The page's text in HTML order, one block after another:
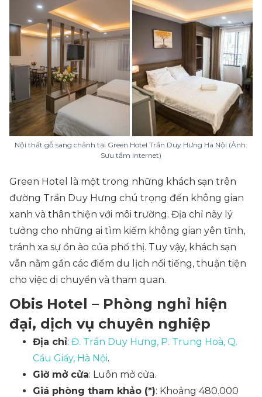
Nội thất gỗ sang chảnh tại Green Hotel Trần Duy Hưng Hà Nội (Ảnh:
Sưu tầm Internet)
Green Hotel là một trong những khách sạn trên
đường Trần Duy Hưng chú trọng đến không gian
xanh và thân thiện với môi trường. Địa chỉ này lý
tưởng cho những ai tìm kiếm không gian yên tĩnh,
tránh xa sự ồn ào của phố thị. Tuy vậy, khách sạn
vẫn nằm gần các điểm du lịch nổi tiếng, thuận tiện
cho việc di chuyển và tham quan.
Obis Hotel – Phòng nghỉ hiện
đại, dịch vụ chuyên nghiệp
Địa chỉ: Đ. Trần Duy Hưng, P. Trung Hoà, Q.
Cầu Giấy, Hà Nội.
Giờ mở cửa: Luôn mở cửa.
Giá phòng tham khảo (*): Khoảng 480.000